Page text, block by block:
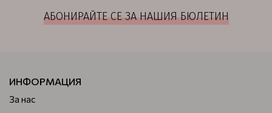
АБОНИРАЙТЕ СЕ ЗА НАШИЯ БЮЛЕТИН
ИНФОРМАЦИЯ
За нас